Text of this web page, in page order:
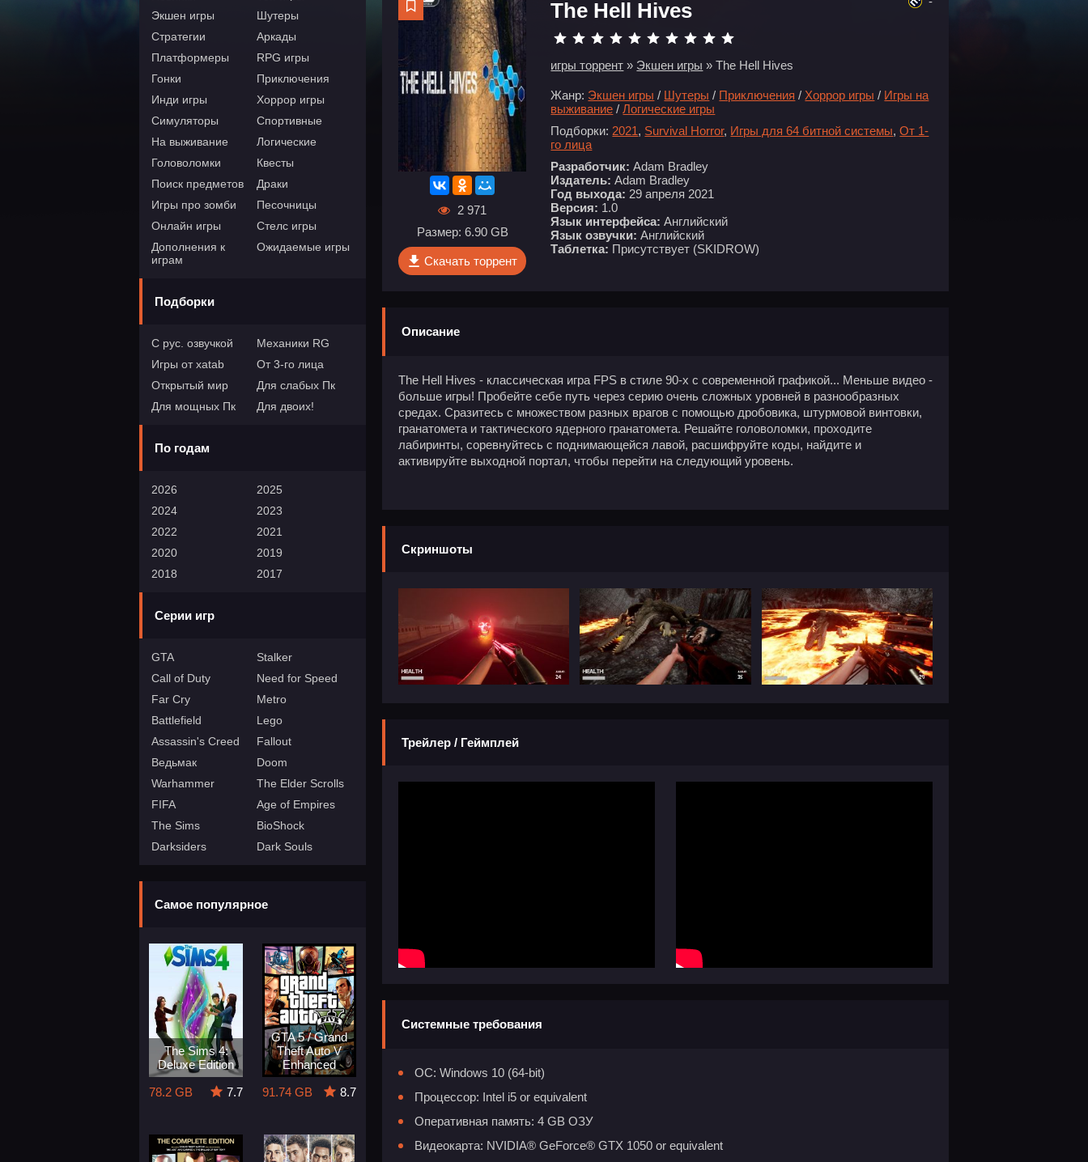
Экшен игры
Шутеры
Стратегии
Аркады
Платформеры
RPG игры
Гонки
Приключения
Инди игры
Хоррор игры
Симуляторы
Спортивные
На выживание
Логические
Головоломки
Квесты
Поиск предметов
Драки
Игры про зомби
Песочницы
Онлайн игры
Стелс игры
Дополнения к
играм
Ожидаемые игры
Подборки
С рус. озвучкой
Механики RG
Игры от xatab
От 3-го лица
Открытый мир
Для слабых Пк
Для мощных Пк
Для двоих!
По годам
2026
2025
2024
2023
2022
2021
2020
2019
2018
2017
Серии игр
GTA
Stalker
Call of Duty
Need for Speed
Far Cry
Metro
Battlefield
Lego
Assassin's Creed
Fallout
Ведьмак
Doom
Warhammer
The Elder Scrolls
FIFA
Age of Empires
The Sims
BioShock
Darksiders
Dark Souls
Самое популярное
The Sims 4:
Deluxe Edition
78.2 GB
7.7
GTA 5 / Grand
Theft Auto V
Enhanced
91.74 GB
8.7
2 971
Размер: 6.90 GB
Скачать торрент
The Hell Hives
игры торрент » Экшен игры » The Hell Hives
Жанр: Экшен игры / Шутеры / Приключения / Хоррор игры / Игры на
выживание /Логические игры
Подборки: 2021, Survival Horror, Игры для 64 битной системы,От 1-
го лица
Разработчик: Adam Bradley
Издатель: Adam Bradley
Год выхода: 29 апреля 2021
Версия: 1.0
Язык интерфейса: Английский
Язык озвучки: Английский
Таблетка: Присутствует (SKIDROW)
Описание
The Hell Hives - классическая игра FPS в стиле 90-х с современной графикой... Меньше видео -
больше игры! Пробейте себе путь через серию очень сложных уровней в разнообразных
средах. Сразитесь с множеством разных врагов с помощью дробовика, штурмовой винтовки,
гранатомета и тактического ядерного гранатомета. Решайте головоломки, проходите
лабиринты, соревнуйтесь с поднимающейся лавой, расшифруйте коды, найдите и
активируйте выходной портал, чтобы перейти на следующий уровень.
Скриншоты
Трейлер / Геймплей
Системные требования
ОС: Windows 10 (64-bit)
Процессор: Intel i5 or equivalent
Оперативная память: 4 GB ОЗУ
Видеокарта: NVIDIA® GeForce® GTX 1050 or equivalent